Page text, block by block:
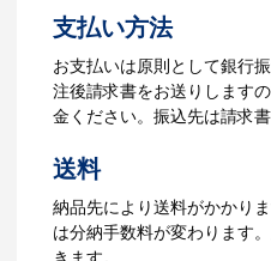
ら、ご注文書をお送りします
【名入れをする場合】名入
ータをご入稿頂き、名入れ
ータでご確認いただきます。
4.納品
【名入れをする場合】デー
３週間程度で納品となりま
【名入れなしの場合】在庫
支払い方法
お支払いは原則として銀行
注後請求書をお送りします
金ください。振込先は請求
送料
納品先により送料がかかり
は分納手数料が変わります
きます。